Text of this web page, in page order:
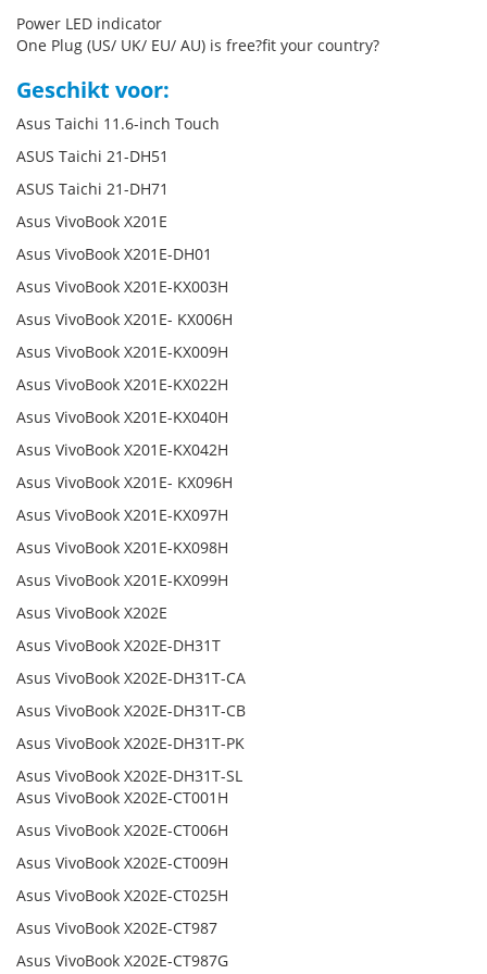
Power LED indicator
One Plug (US/ UK/ EU/ AU) is free?fit your country?
Geschikt voor:
Asus Taichi 11.6-inch Touch
ASUS Taichi 21-DH51
ASUS Taichi 21-DH71
Asus VivoBook X201E
Asus VivoBook X201E-DH01
Asus VivoBook X201E-KX003H
Asus VivoBook X201E- KX006H
Asus VivoBook X201E-KX009H
Asus VivoBook X201E-KX022H
Asus VivoBook X201E-KX040H
Asus VivoBook X201E-KX042H
Asus VivoBook X201E- KX096H
Asus VivoBook X201E-KX097H
Asus VivoBook X201E-KX098H
Asus VivoBook X201E-KX099H
Asus VivoBook X202E
Asus VivoBook X202E-DH31T
Asus VivoBook X202E-DH31T-CA
Asus VivoBook X202E-DH31T-CB
Asus VivoBook X202E-DH31T-PK
Asus VivoBook X202E-DH31T-SL
Asus VivoBook X202E-CT001H
Asus VivoBook X202E-CT006H
Asus VivoBook X202E-CT009H
Asus VivoBook X202E-CT025H
Asus VivoBook X202E-CT987
Asus VivoBook X202E-CT987G